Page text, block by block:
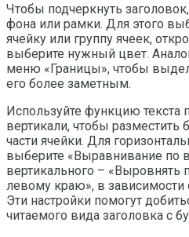
Чтобы подчеркнуть
фона или рамки. Для этого
ячейку или группу ячеек,
выберите нужный цвет.
меню «Границы», чтобы
его более заметным.
Используйте функцию текста
вертикали, чтобы
части ячейки. Для
выберите «Выравнивание по
вертикального – «Выровнять
левому краю», в зависимости
Эти настройки помогут
читаемого вида заголовка с